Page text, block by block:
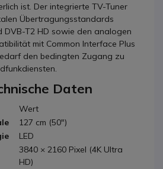
ist. Der integrierte TV-Tuner
Übertragungsstandards
DVB-T2 HD sowie den analogen
mit Common Interface Plus
den bedingten Zugang zu
Daten
Wert
127 cm (50")
LED
3840 × 2160 Pixel (4K Ultra
HD)